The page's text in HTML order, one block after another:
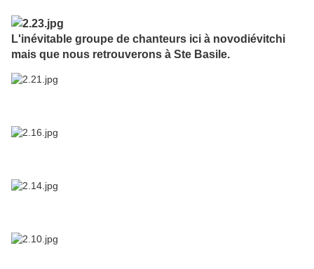
L'inévitable groupe de chanteurs ici à novodiévitchi
mais que nous retrouverons à Ste Basile.